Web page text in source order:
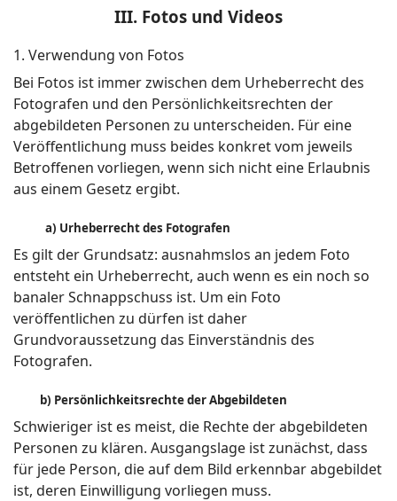
III. Fotos und Videos
1. Verwendung von Fotos
Bei Fotos ist immer zwischen dem Urheberrecht des
Fotografen und den Persönlichkeitsrechten der
abgebildeten Personen zu unterscheiden. Für eine
Veröffentlichung muss beides konkret vom jeweils
Betroffenen vorliegen, wenn sich nicht eine Erlaubnis
aus einem Gesetz ergibt.
a) Urheberrecht des Fotografen
Es gilt der Grundsatz: ausnahmslos an jedem Foto
entsteht ein Urheberrecht, auch wenn es ein noch so
banaler Schnappschuss ist. Um ein Foto
veröffentlichen zu dürfen ist daher
Grundvoraussetzung das Einverständnis des
Fotografen.
b) Persönlichkeitsrechte der Abgebildeten
Schwieriger ist es meist, die Rechte der abgebildeten
Personen zu klären. Ausgangslage ist zunächst, dass
für jede Person, die auf dem Bild erkennbar abgebildet
ist, deren Einwilligung vorliegen muss.